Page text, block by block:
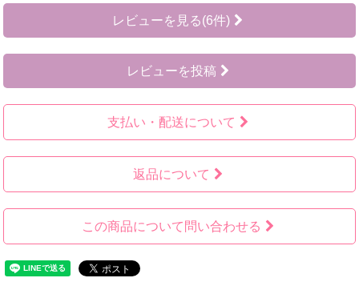
レビューを見る(6件)
レビューを投稿
支払い・配送について
返品について
この商品について問い合わせる